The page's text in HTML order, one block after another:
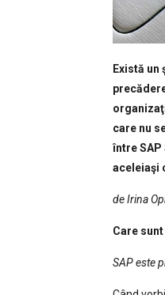
Există
care nu
între SAP
aceleiaşi
de Irina
Care
SAP este